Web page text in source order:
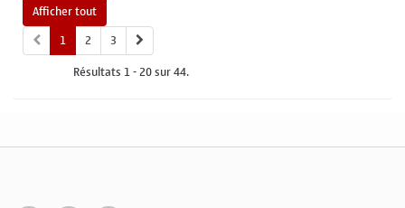
Afficher tout
1
2
3
Résultats 1 - 20 sur 44.